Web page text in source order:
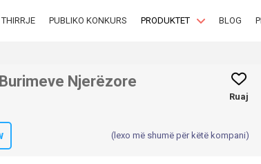
THIRRJE PUBLIKO KONKURS PRODUKTET BLOG
Njerëzore
Ruaj
(lexo më shumë për këtë kompani)